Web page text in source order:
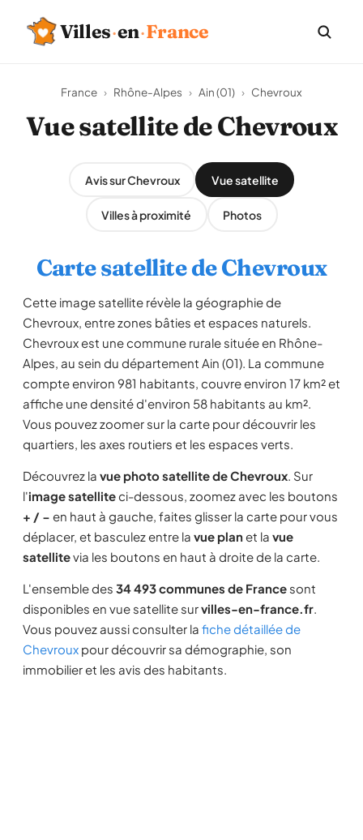
Villes·en·France
France › Rhône-Alpes › Ain (01) › Chevroux
Vue satellite de Chevroux
Avis sur Chevroux Vue satellite
Villes à proximité Photos
Carte satellite de Chevroux
Cette image satellite révèle la géographie de
Chevroux, entre zones bâties et espaces naturels.
Chevroux est une commune rurale située en Rhône-
Alpes, au sein du département Ain (01). La commune
compte environ 981 habitants, couvre environ 17 km² et
affiche une densité d'environ 58 habitants au km².
Vous pouvez zoomer sur la carte pour découvrir les
quartiers, les axes routiers et les espaces verts.
Découvrez la vue photo satellite de Chevroux. Sur
l'image satelliteci-dessous, zoomez avec les boutons
+ / − en haut à gauche, faites glisser la carte pour vous
déplacer, et basculez entre la vue planet la vue
satellitevia les boutons en haut à droite de la carte.
L'ensemble des 34 493 communes de France sont
disponibles en vue satellite survilles-en-france.fr.
Vous pouvez aussi consulter la fiche détaillée de
Chevroux pour découvrir sa démographie, son
immobilier et les avis des habitants.